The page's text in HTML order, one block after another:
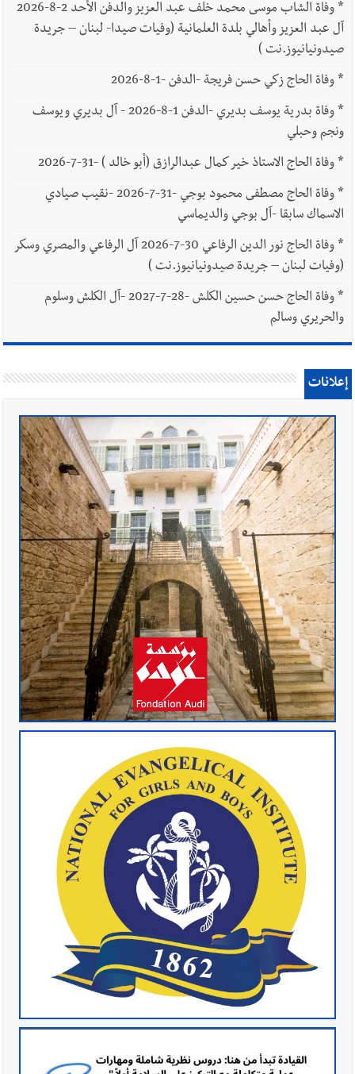
*
وفاة الشاب موسى محمد خلف عبد العزيز والدفن الأحد 2-8-2026
آل عبد العزيز وأهالي بلدة العلمانية (وفيات صيدا- لبنان – جريدة
صيدونيانيوز.نت )
*وفاة الحاج زكي حسن فريجة -الدفن -1-8-2026
*
وفاة بدرية يوسف بديري -الدفن 1-8-2026 - آل بديري ويوسف
ونجم وحبلي
*وفاة الحاج الاستاذ خير كمال عبدالرازق (أبو خالد ) -31-7-2026
*
وفاة الحاج مصطفى محمود بوجي -31-7-2026 -نقيب صيادي
الاسماك سابقا -آل بوجي والديماسي
*
وفاة الحاج نور الدين الرفاعي 30-7-2026 آل الرفاعي والمصري وسكر
(وفيات لبنان – جريدة صيدونيانيوز.نت )
*
وفاة الحاج حسن حسين الكلش -28-7-2027 -آل الكلش وسلوم
والحريري وسالم
إعلانات